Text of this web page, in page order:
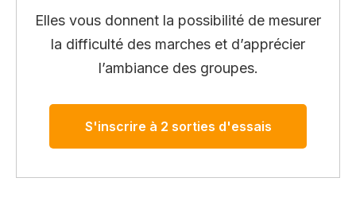
Elles vous donnent la possibilité de mesurer
la difficulté des marches et d’apprécier
l’ambiance des groupes.
S'inscrire à 2 sorties d'essais